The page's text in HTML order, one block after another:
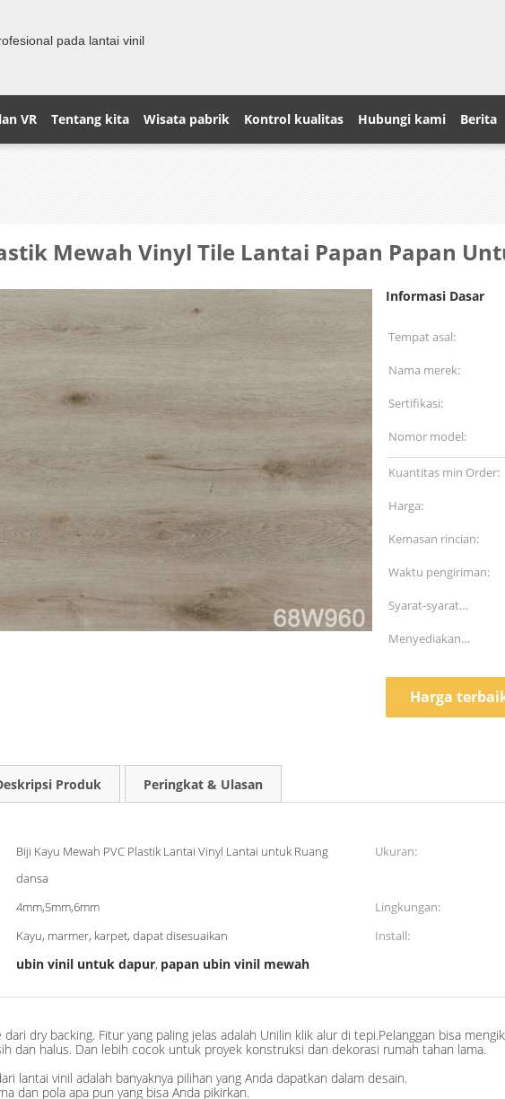
pada lantai vinil
VR Tentang kita Wisata pabrik Kontrol kualitas Hubungi kami Berita
Mewah Vinyl Tile Lantai Papan Papan
Informasi Dasar
Tempat asal:
Nama merek:
Sertifikasi:
Nomor model:
Kuantitas min Order:
Harga:
Kemasan rincian:
Waktu pengiriman:
Syarat-syarat
pembayaran:
Menyediakan
Harga
Produk Peringkat & Ulasan
Biji Kayu Mewah PVC Plastik Lantai Vinyl Lantai untuk Ruang
dansa
Ukuran:
4mm,5mm,6mm Lingkungan:
Kayu, marmer, karpet, dapat disesuaikan Install:
ubin vinil untuk dapur, papan ubin vinil mewah
dari dry backing. Fitur yang paling jelas adalah Unilin klik alur di tepi.Pelanggan bisa
dan halus. Dan lebih cocok untuk proyek konstruksi dan dekorasi rumah tahan lama.
lantai vinil adalah banyaknya pilihan yang Anda dapatkan dalam desain.
dan pola apa pun yang bisa Anda pikirkan.